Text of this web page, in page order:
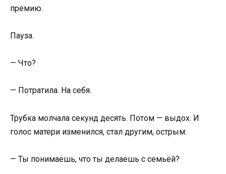
премию.
Пауза.
— Что?
— Потратила. На себя.
Трубка молчала секунд десять. Потом — выдох. И
голос матери изменился, стал другим, острым:
— Ты понимаешь, что ты делаешь с семьёй?